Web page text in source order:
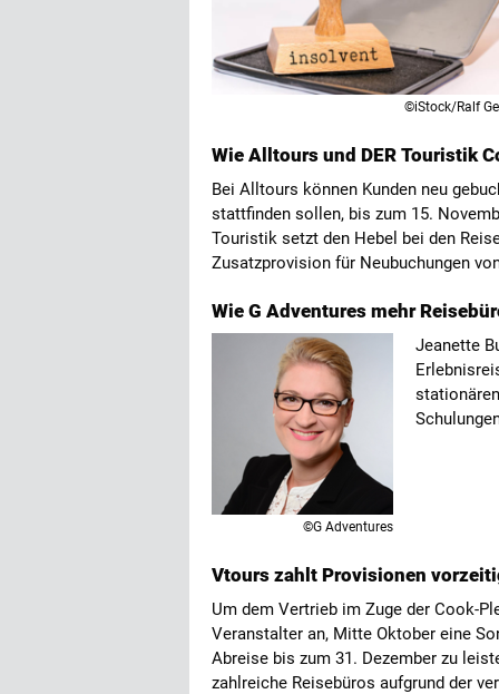
©iStock/Ralf
Wie Alltours und DER Touristik
Bei Alltours können Kunden neu
stattfinden sollen, bis zum 15.
Touristik setzt den Hebel bei den
Zusatzprovision für Neubuchungen
Wie G Adventures mehr
©G Adventures
Jeanette
Vtours zahlt Provisionen
Um dem Vertrieb im Zuge der Cook-
Veranstalter an, Mitte Oktober eine
Abreise bis zum 31. Dezember zu
zahlreiche Reisebüros aufgrund der